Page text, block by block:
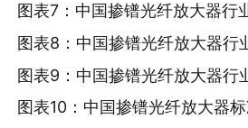
图表7：中国掺镨光纤放大器行
图表8：中国掺镨光纤放大器行
图表9：中国掺镨光纤放大器行
图表10：中国掺镨光纤放大器